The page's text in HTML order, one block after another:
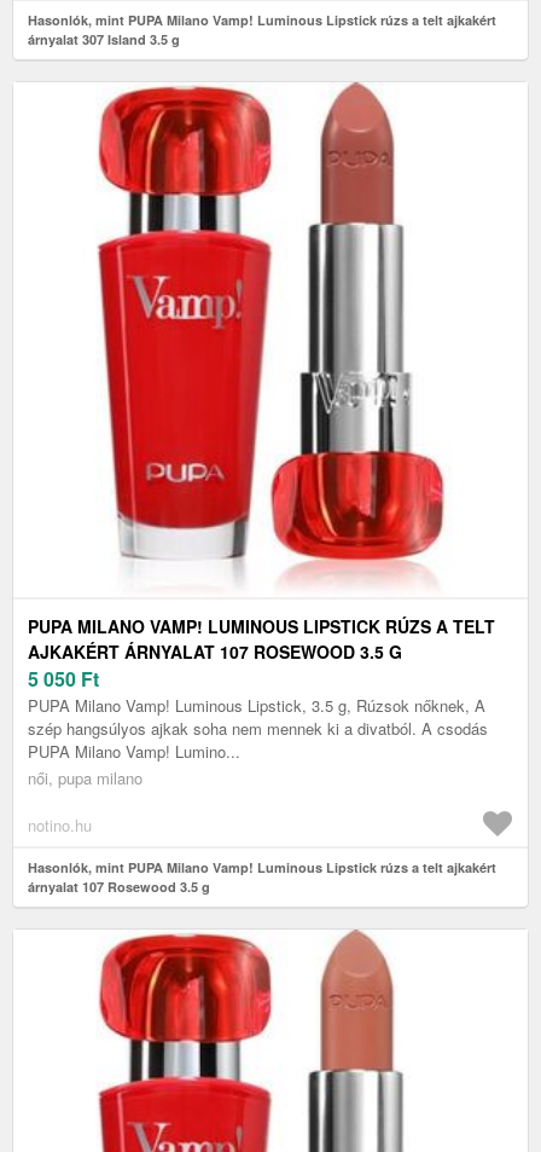
Hasonlók, mint PUPA Milano Vamp! Luminous Lipstick rúzs a telt ajkakért
árnyalat 307 Island 3.5 g
PUPA MILANO VAMP! LUMINOUS LIPSTICK RÚZS A TELT
AJKAKÉRT ÁRNYALAT 107 ROSEWOOD 3.5 G
5 050 Ft
PUPA Milano Vamp! Luminous Lipstick, 3.5 g, Rúzsok nőknek, A
szép hangsúlyos ajkak soha nem mennek ki a divatból. A csodás
PUPA Milano Vamp! Lumino...
női, pupa milano
notino.hu
Hasonlók, mint PUPA Milano Vamp! Luminous Lipstick rúzs a telt ajkakért
árnyalat 107 Rosewood 3.5 g